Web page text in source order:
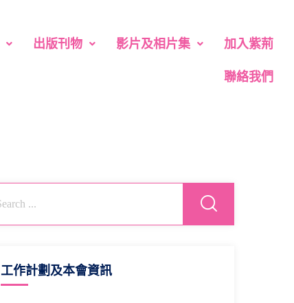
出版刊物 影片及相片集 加入紫荊
聯絡我們
工作計劃及本會資訊